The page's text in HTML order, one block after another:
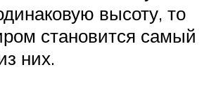
высоту, то
становится самый
них.